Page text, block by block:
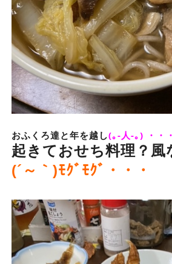
おふくろ達と年を越し(｡-人-｡) ・・・
起きておせち料理？風
(´～｀)ﾓｸﾞﾓｸﾞ・・・